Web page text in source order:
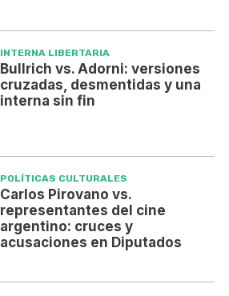
INTERNA LIBERTARIA
Bullrich vs. Adorni: versiones
cruzadas, desmentidas y una
interna sin fin
POLÍTICAS CULTURALES
Carlos Pirovano vs.
representantes del cine
argentino: cruces y
acusaciones en Diputados